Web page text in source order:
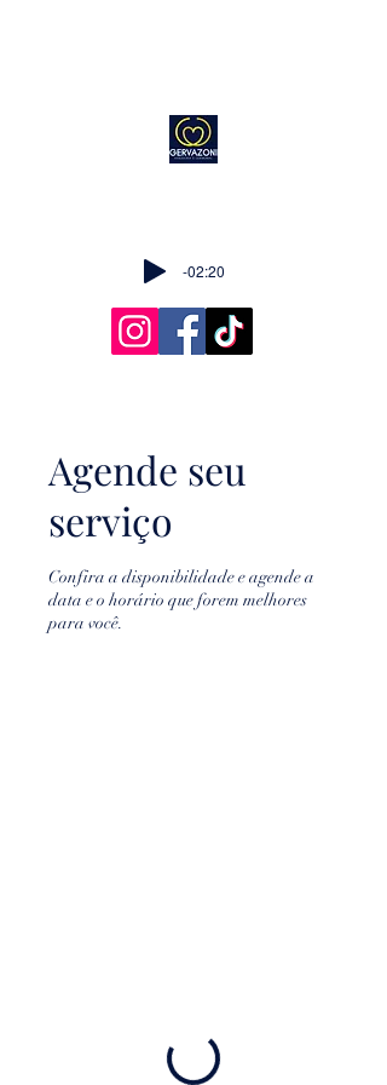
-02:20
Agende seu
serviço
Confira a disponibilidade e agende a
data e o horário que forem melhores
para você.